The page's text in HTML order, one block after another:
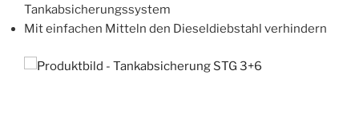
Tankabsicherungssystem
Mit einfachen Mitteln den Dieseldiebstahl verhindern